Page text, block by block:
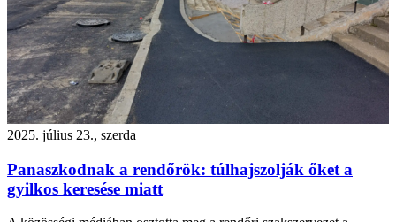
2025. július 23., szerda
Panaszkodnak a rendőrök: túlhajszolják őket a
gyilkos keresése miatt